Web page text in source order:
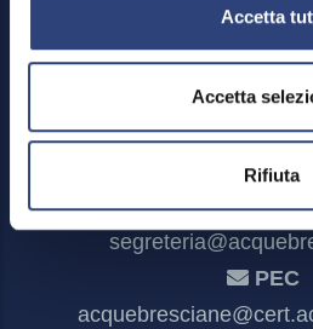
Accetta
Accetta
Rifiuta
Feedback
Dichiarazione di
PEC